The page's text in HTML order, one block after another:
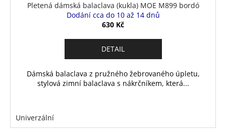
Pletená dámská balaclava (kukla) MOE M899 bordó
Dodání cca do 10 až 14 dnů
630 Kč
DETAIL
Dámská balaclava z pružného žebrovaného úpletu,
stylová zimní balaclava s nákrčníkem, která...
Univerzální